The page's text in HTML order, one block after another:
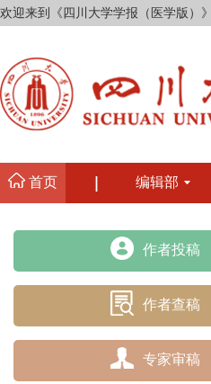
欢迎来到《四川大学学报（医学版）》
首页 编辑部
作者投稿
作者查稿
专家审稿